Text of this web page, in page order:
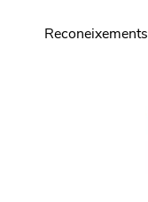
Reconeixements